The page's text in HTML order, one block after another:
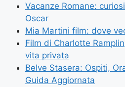
Vacanze Romane:
Oscar
Mia Martini film: dove
Film di Charlotte
vita privata
Belve Stasera: Ospiti,
Guida Aggiornata